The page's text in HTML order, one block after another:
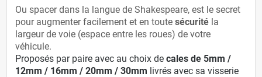
Ou spacer dans la langue de Shakespeare, est le secret
pour augmenter facilement et en toute sécurité la
largeur de voie (espace entre les roues) de votre
véhicule.
Proposés par paire avec au choix de cales de 5mm /
12mm / 16mm / 20mm / 30mm livrés avec sa visserie